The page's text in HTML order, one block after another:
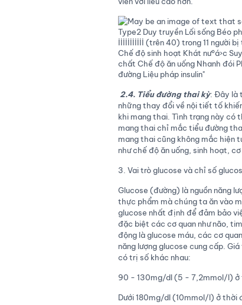
2.4. Tiểu đường thai kỳ: Đây là
những thay đổi về nội tiết tố
khi mang thai. Tình trạng này có
mang thai chỉ mắc tiểu đường
mang thai cũng không mắc hiện
như chế độ ăn uống, sinh hoạt,
3. Vai trò glucose và chỉ số
Glucose (đường) là nguồn năng
thực phẩm mà chúng ta ăn vào
glucose nhất định để đảm bảo
đặc biệt các cơ quan như não,
động là glucose máu, các cơ
năng lượng glucose cung cấp.
có trị số khác nhau:
90 - 130mg/dl (5 - 7,2mmol/l) ở
Dưới 180mg/dl (10mmol/l) ở thời